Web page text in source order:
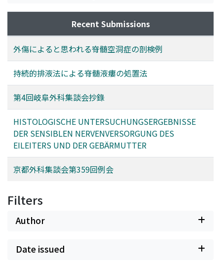
Recent Submissions
外傷によると思われる脊髄空洞症の剖検例
持続的排液法による脊髄液瘻の処置法
第4回岐阜外科集談会抄錄
HISTOLOGISCHE UNTERSUCHUNGSERGEBNISSE
DER SENSIBLEN NERVENVERSORGUNG DES
EILEITERS UND DER GEBÄRMUTTER
京都外科集談会第359回例会
Filters
Author
Date issued